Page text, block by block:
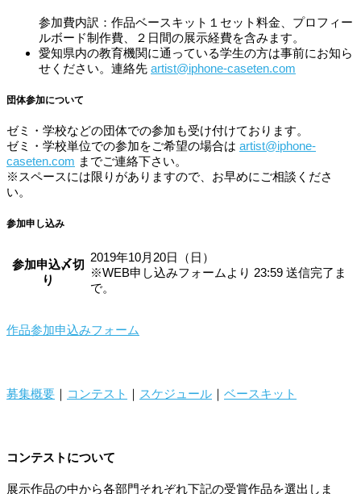
参加費内訳：作品ベースキット１セット料金、プロフィー
ルボード制作費、２日間の展示経費を含みます。
愛知県内の教育機関に通っている学生の方は事前にお知ら
せください。連絡先 artist@iphone-caseten.com
団体参加について
ゼミ・学校などの団体での参加も受け付けております。
ゼミ・学校単位での参加をご希望の場合は artist@iphone-
caseten.com までご連絡下さい。
※スペースには限りがありますので、お早めにご相談くださ
い。
参加申し込み
参加申込〆切
り
2019年10月20日（日）
※WEB申し込みフォームより 23:59 送信完了ま
で。
作品参加申込みフォーム
募集概要 ｜ コンテスト ｜ スケジュール ｜ ベースキット
コンテストについて
展示作品の中から各部門それぞれ下記の受賞作品を選出しま